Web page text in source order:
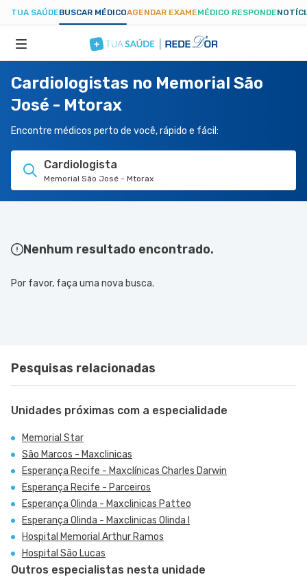
TUA SAÚDEBUSCAR MÉDICOAGENDAR EXAMEMÉDICO RESPONDE
ESPECIALIDADES
HOSPITAIS
TUASAUDE.COM
Cardiologistas no Memorial São
José - Mtorax
Encontre médicos perto de você, rápido e fácil:
Cardiologista
Memorial São José - Mtorax
Nenhum resultado encontrado.
Por favor, faça uma nova busca.
Pesquisas relacionadas
Unidades próximas com a especialidade
Memorial Star
São Marcos - Maxclinicas
Esperança Recife - Maxclínicas Charles Darwin
Esperança Recife - Parceiros
Esperança Olinda - Maxclinicas Patteo
Esperança Olinda - Maxclinicas Olinda I
Hospital Memorial Arthur Ramos
Hospital São Lucas
Outros especialistas nesta unidade